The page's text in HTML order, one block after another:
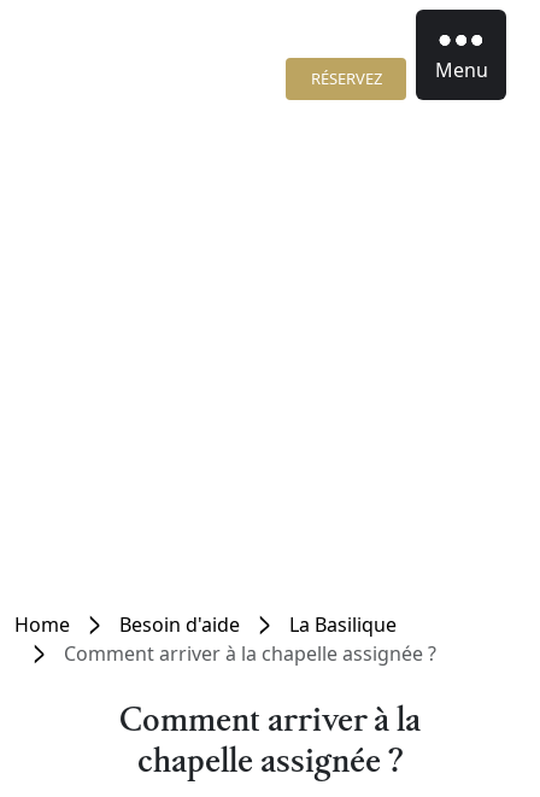
RÉSERVEZ Menu
Home Besoin d'aide
La Basilique
Comment arriver à la chapelle assignée ?
Comment arriver à la
chapelle assignée ?